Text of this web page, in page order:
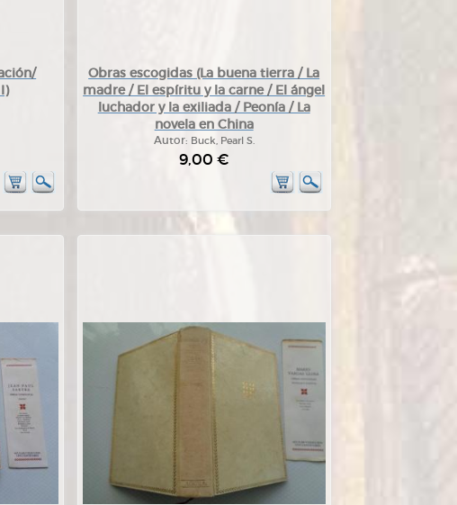
Obras escogidas (La buena tierra / La
madre / El espíritu y la carne / El ángel
luchador y la exiliada / Peonía / La
novela en China
Autor: Buck, Pearl S.
9,00 €